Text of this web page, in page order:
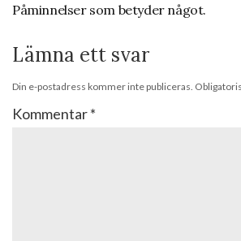
Påminnelser som betyder något.
Lämna ett svar
Din e-postadress kommer inte publiceras.
Kommentar*